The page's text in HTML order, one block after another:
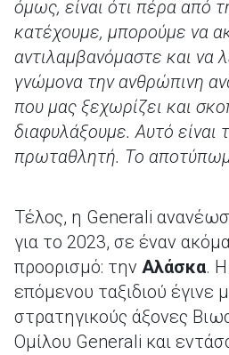
όμως, είναι ότι πέρα από
κατέχουμε, μπορούμε να
αντιλαμβανόμαστε και να
γνώμονα την ανθρώπινη
που μας ξεχωρίζει και
διαφυλάξουμε. Αυτό
πρωταθλητή. Το
Τέλος, η Generali
για το 2023, σε έναν
προορισμό: την Αλάσκα.
επόμενου ταξιδιού έγινε
στρατηγικούς άξονες
Ομίλου Generali και